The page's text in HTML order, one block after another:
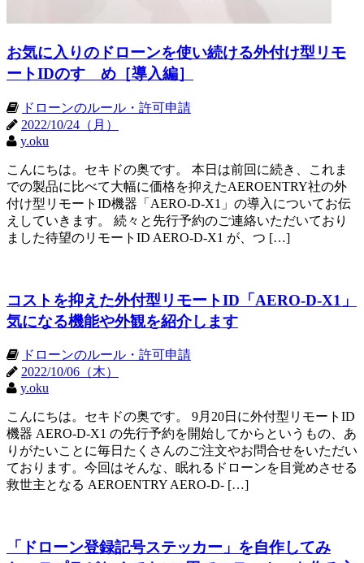
お気に入りのドローンを使い続ける外付け型リモ
ートIDのすゝめ［導入編］
ドローンのルール・許可申請
2022/10/24（月）
y.oku
こんにちは。セキドの奥です。 本日は前回に続き、これま
での製品に比べて大幅に価格を抑えたAEROENTRY社の外
付け型リモートID機器「AERO-D-X1」の導入についてお伝
えしていきます。 続々と先行予約のご連絡いただいており
ました待望のリモートID AERO-D-X1 が、つ […]
コストを抑えた外付型リモートID「AERO-D-X1」
気になる機能や外観を紹介します
ドローンのルール・許可申請
2022/10/06（木）
y.oku
こんにちは。セキドの奥です。 9月20日に外付型リモートID
機器 AERO-D-X1 の先行予約を開始してからというもの、あ
りがたいことに毎日たくさんのご注文やお問合せをいただい
ております。今回はそんな、眠れるドローンを目覚めさせる
救世主となる AEROENTRY AERO-D- […]
「ドローン登録記号ステッカー」を自作してみ